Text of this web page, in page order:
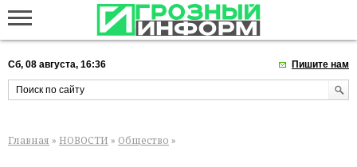
Сб, 08 августа, 16:36 Пишите нам
Главная » НОВОСТИ » Общество »